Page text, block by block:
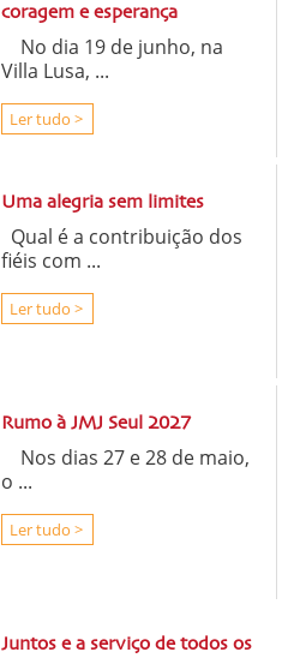
coragem e esperança
No dia 19 de junho, na
Villa Lusa, ...
Ler tudo >
Uma alegria sem limites
Qual é a contribuição dos
fiéis com ...
Ler tudo >
Rumo à JMJ Seul 2027
Nos dias 27 e 28 de maio,
o ...
Ler tudo >
Juntos e a serviço de todos os